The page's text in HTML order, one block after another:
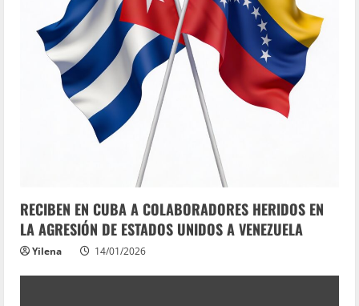
RECIBEN EN CUBA A COLABORADORES HERIDOS EN
LA AGRESIÓN DE ESTADOS UNIDOS A VENEZUELA
Yilena 14/01/2026